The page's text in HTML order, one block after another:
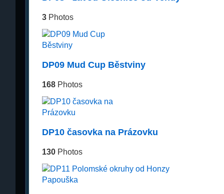
3Photos
DP09 Mud Cup Běstviny
168Photos
DP10 časovka na Prázovku
130Photos